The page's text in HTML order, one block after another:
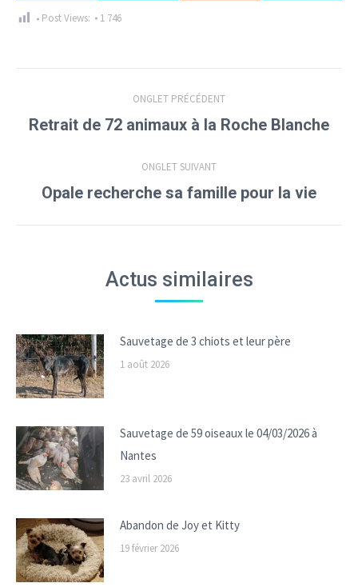
Post Views: 1 746
de
commentaire
ONGLET PRÉCÉDENT
Onglet
Retrait de 72 animaux à la Roche Blanche
ONGLET SUIVANT
Onglet
Opale recherche sa famille pour la vie
Actus similaires
Sauvetage de 3 chiots et leur père
1 août 2026
Sauvetage de 59 oiseaux le 04/03/2026 à
Nantes
23 avril 2026
Abandon de Joy et Kitty
19 février 2026